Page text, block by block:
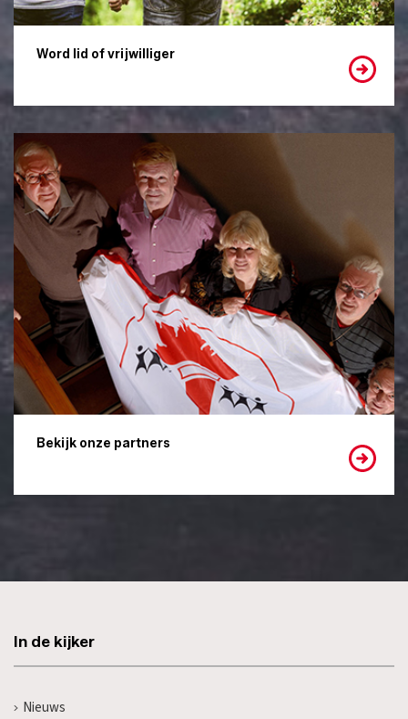
Word lid of vrijwilliger
Bekijk onze partners
In de kijker
Nieuws